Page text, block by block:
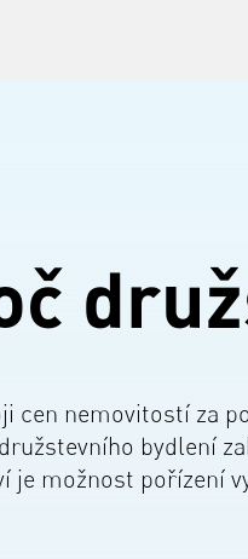
cen nemovitostí za
bydlení
je možnost pořízení